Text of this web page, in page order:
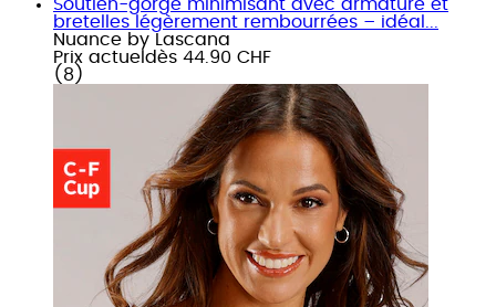
Soutien-gorge minimisant avec armature et
bretelles légèrement rembourrées – idéal...
Nuance by Lascana
Prix actuel dès 44.90 CHF
( 8 )